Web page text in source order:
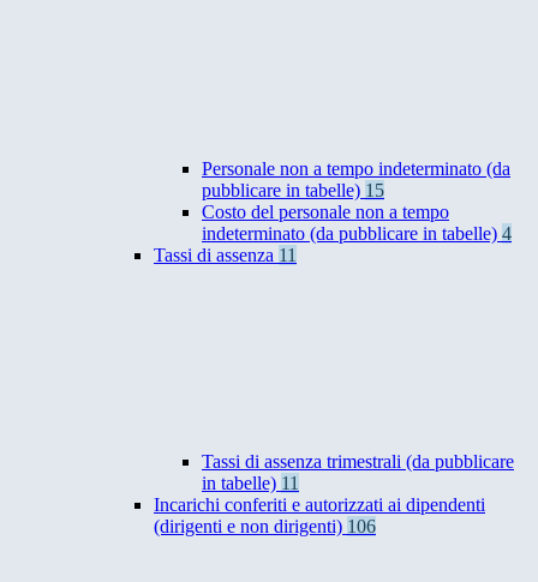
Personale non a tempo indeterminato (da
pubblicare in tabelle) 15
Costo del personale non a tempo
indeterminato (da pubblicare in tabelle) 4
Tassi di assenza 11
Tassi di assenza trimestrali (da pubblicare
in tabelle) 11
Incarichi conferiti e autorizzati ai dipendenti
(dirigenti e non dirigenti) 106